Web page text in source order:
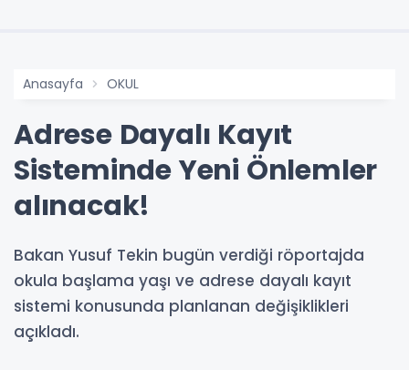
Anasayfa OKUL
Adrese Dayalı Kayıt
Sisteminde Yeni Önlemler
alınacak!
Bakan Yusuf Tekin bugün verdiği röportajda
okula başlama yaşı ve adrese dayalı kayıt
sistemi konusunda planlanan değişiklikleri
açıkladı.